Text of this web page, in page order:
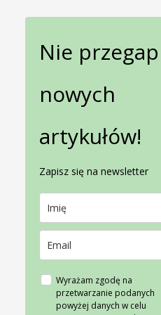
Nie przegap
nowych
artykułów!
Zapisz się na newsletter
Wyrażam zgodę na
przetwarzanie podanych
powyżej danych w celu